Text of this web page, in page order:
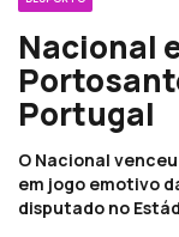
Nacional
Portugal
O Nacional
em jogo emotivo
disputado no